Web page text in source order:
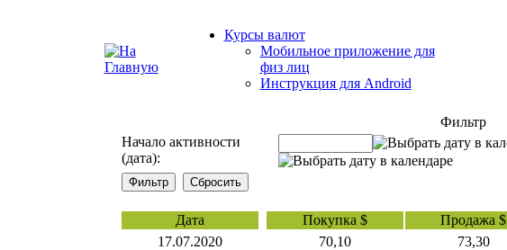
Курсы валют
Мобильное приложение для
физ лиц
Инструкция для Android
Фильтр
Начало активности
(дата):
Дата Покупка $ Продажа $
17.07.2020
70,10 73,30